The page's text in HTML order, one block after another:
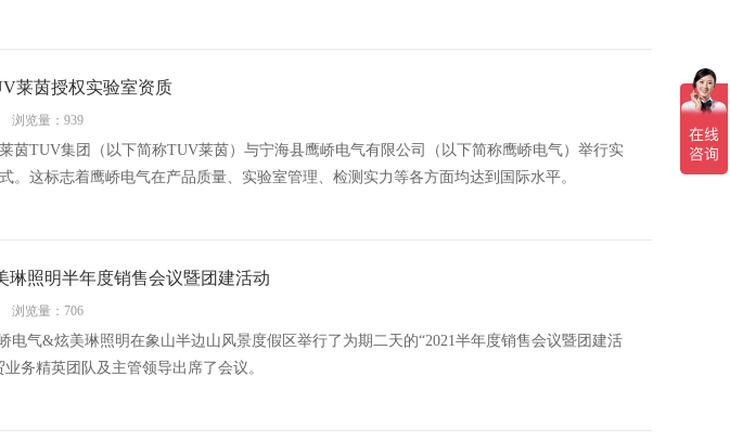
莱茵授权实验室资质
浏览量：939
茵TUV集团（以下简称TUV莱茵）与宁海县鹰峤电气有限公司（以下简称鹰峤电气）举行实
。这标志着鹰峤电气在产品质量、实验室管理、检测实力等各方面均达到国际水平。
琳照明半年度销售会议暨团建活动
浏览量：706
电气&炫美琳照明在象山半边山风景度假区举行了为期二天的“2021半年度销售会议暨团建活
务精英团队及主管领导出席了会议。